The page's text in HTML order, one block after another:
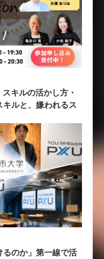
キルの活かし方・
ルと、嫌われるス
るのか」第一線で活